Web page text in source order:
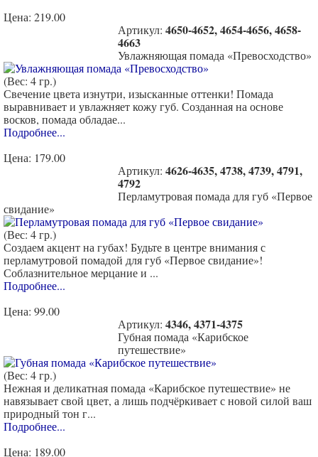
Цена: 219.00
Артикул: 4650-4652, 4654-4656, 4658-
4663
Увлажняющая помада «Превосходство»
(Вес: 4 гр.)
Свечение цвета изнутри, изысканные оттенки! Помада
выравнивает и увлажняет кожу губ. Созданная на основе
восков, помада обладае...
Подробнее...
Цена: 179.00
Артикул: 4626-4635, 4738, 4739, 4791,
4792
Перламутровая помада для губ «Первое
свидание»
(Вес: 4 гр.)
Создаем акцент на губах! Будьте в центре внимания с
перламутровой помадой для губ «Первое свидание»!
Соблазнительное мерцание и ...
Подробнее...
Цена: 99.00
Артикул: 4346, 4371-4375
Губная помада «Карибское
путешествие»
(Вес: 4 гр.)
Нежная и деликатная помада «Карибское путешествие» не
навязывает свой цвет, а лишь подчёркивает с новой силой ваш
природный тон г...
Подробнее...
Цена: 189.00